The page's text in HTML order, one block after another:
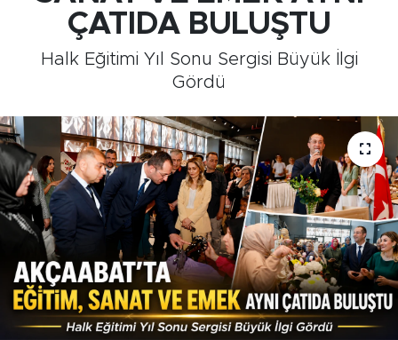
ÇATIDA BULUŞTU
Halk Eğitimi Yıl Sonu Sergisi Büyük İlgi
Gördü
Medya
Siyaset
Teknoloji
GURBETTEN SILAYA
Foto Galeri
Köşe Yazarları